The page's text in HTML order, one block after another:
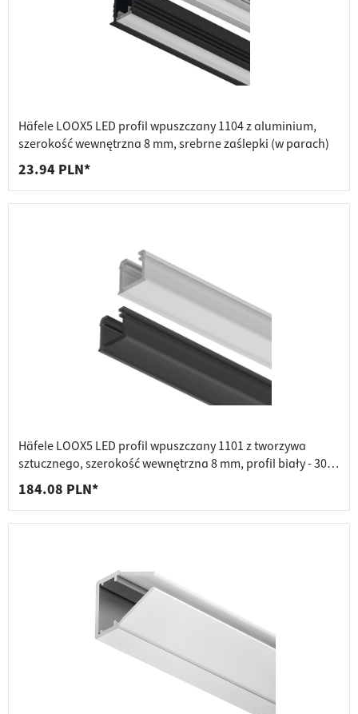
Häfele LOOX5 LED profil wpuszczany 1104 z aluminium,
szerokość wewnętrzna 8 mm, srebrne zaślepki (w parach)
23.94 PLN*
Häfele LOOX5 LED profil wpuszczany 1101 z tworzywa
sztucznego, szerokość wewnętrzna 8 mm, profil biały - 3000
mm
184.08 PLN*